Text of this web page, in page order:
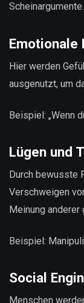
Scheinargumente.
Emotionale
Hier werden
ausgenutzt, um
Beispiel: „Wenn
Lügen und
Durch bewusste
Verschweigen
Meinung anderer
Beispiel:
Social
Menschen